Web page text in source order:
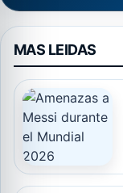
MAS LEIDAS